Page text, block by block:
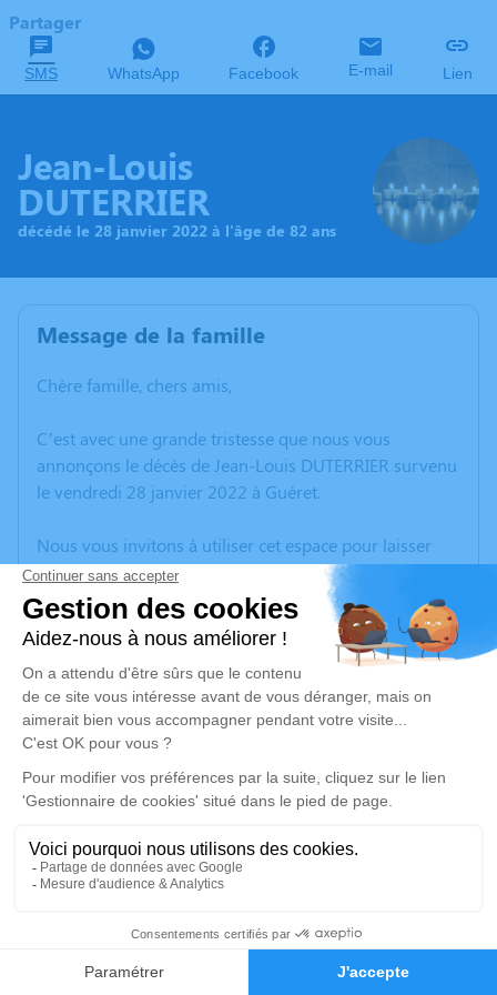
Faire-part Hommages
Partager
SMS WhatsApp Facebook E-mail Lien
Jean-Louis
DUTERRIER
décédé le 28 janvier 2022 à l'âge de 82 ans
Message de la famille
Chère famille, chers amis,
C’est avec une grande tristesse que nous vous
annonçons le décès de Jean-Louis DUTERRIER survenu
le vendredi 28 janvier 2022 à Guéret.
Nous vous invitons à utiliser cet espace pour laisser
vos condoléances, partager des photos souvenirs, une
anecdote ou exprimer vos pensées à travers des
poèmes ou des textes. Cet endroit est un lieu
d'expression dédié à honorer la mémoire de Jean-
Louis DUTERRIER.
Un service de plantation d’arbre hommage est
disponible ici.
Je rends hommage
Cérémonie religieuse
Église de Boussac
23600 Boussac